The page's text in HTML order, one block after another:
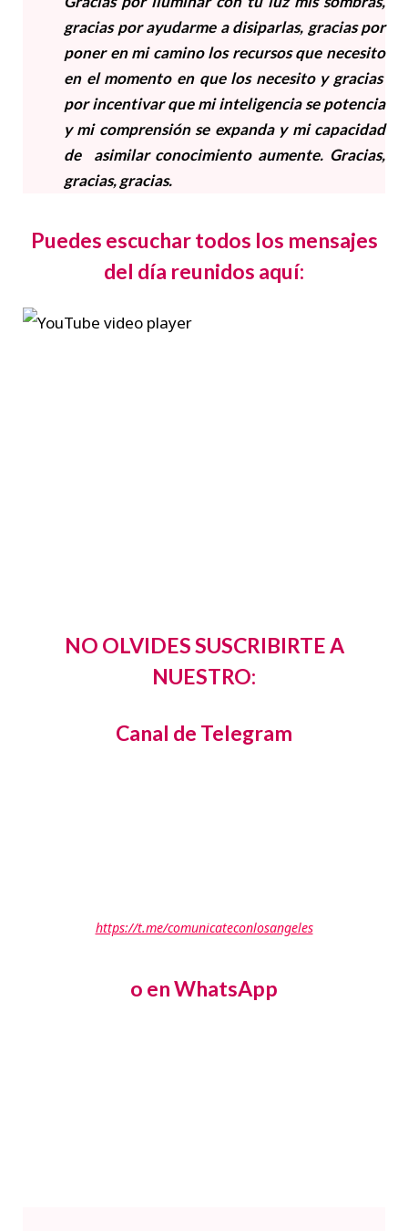
gracias por ayudarme a disiparlas, gracias por
poner en mi camino los recursos que necesito
en el momento en que los necesito y gracias
por incentivar que mi inteligencia se potencia
y mi comprensión se expanda y mi capacidad
de asimilar conocimiento aumente. Gracias,
gracias, gracias.
Puedes escuchar todos los mensajes
del día reunidos aquí:
NO OLVIDES SUSCRIBIRTE A
NUESTRO:
Canal de Telegram
https://t.me/comunicateconlosangeles
o en WhatsApp